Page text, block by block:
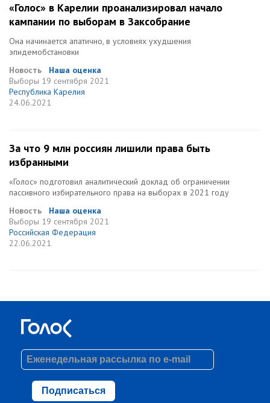
«Голос» в Карелии проанализировал начало
кампании по выборам в Заксобрание
Она начинается апатично, в условиях ухудшения
эпидемобстановки
Новость
Наша оценка
Выборы 19 сентября 2021
Республика Карелия
24.06.2021
За что 9 млн россиян лишили права быть
избранными
«Голос» подготовил аналитический доклад об ограничении
пассивного избирательного права на выборах в 2021 году
Новость
Наша оценка
Выборы 19 сентября 2021
Российская Федерация
22.06.2021
Подписаться